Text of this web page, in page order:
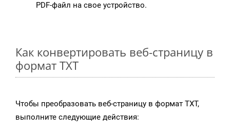
PDF-файл на свое устройство.
Как конвертировать веб-страницу в
формат TXT
Чтобы преобразовать веб-страницу в формат TXT,
выполните следующие действия: